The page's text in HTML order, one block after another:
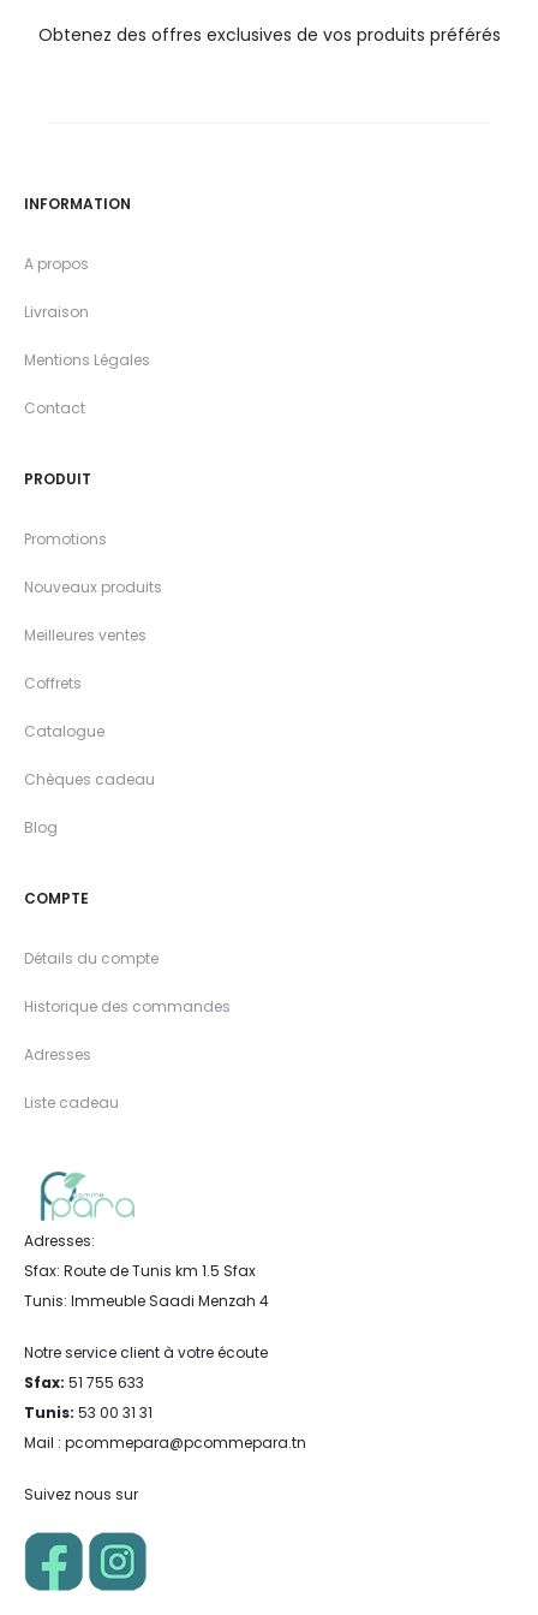
Obtenez des offres exclusives de vos produits préférés
INFORMATION
A propos
Livraison
Mentions Légales
Contact
PRODUIT
Promotions
Nouveaux produits
Meilleures ventes
Coffrets
Catalogue
Chèques cadeau
Blog
COMPTE
Détails du compte
Historique des commandes
Adresses
Liste cadeau
Adresses:
Sfax: Route de Tunis km 1.5 Sfax
Tunis: Immeuble Saadi Menzah 4
Notre service client à votre écoute
Sfax: 51 755 633
Tunis: 53 00 31 31
Mail : pcommepara@pcommepara.tn
Suivez nous sur